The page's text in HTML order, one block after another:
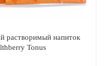
растворимый напиток
Tonus